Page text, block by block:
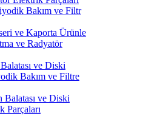
Bakım ve Filtr
ve Kaporta Ürünle
ve Radyatör
ve Diski
Bakım ve Filtre
Balatası ve Diski
Parçaları